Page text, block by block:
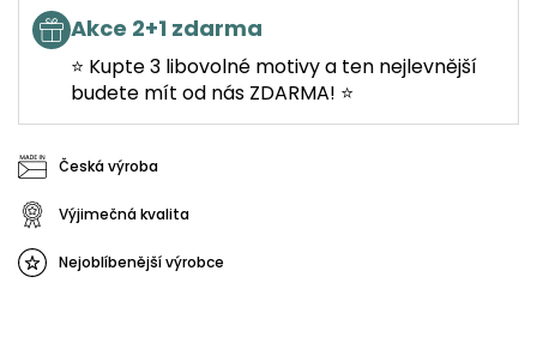
Akce 2+1 zdarma
⭐ Kupte 3 libovolné motivy a ten nejlevnější
budete mít od nás ZDARMA! ⭐
Česká výroba
Výjimečná kvalita
Nejoblíbenější výrobce